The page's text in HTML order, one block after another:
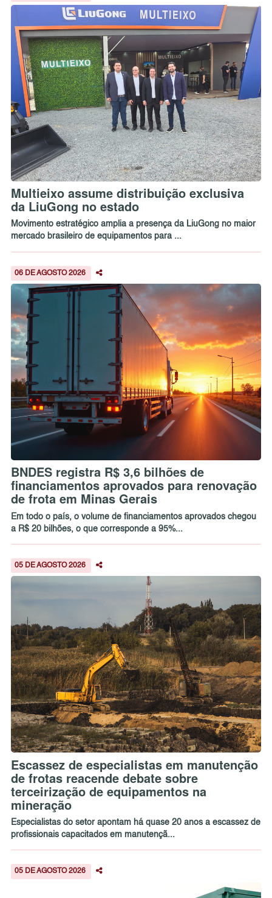
Multieixo assume distribuição exclusiva
da LiuGong no estado
Movimento estratégico amplia a presença da LiuGong no maior
mercado brasileiro de equipamentos para ...
06 DE AGOSTO 2026
BNDES registra R$ 3,6 bilhões de
financiamentos aprovados para renovação
de frota em Minas Gerais
Em todo o país, o volume de financiamentos aprovados chegou
a R$ 20 bilhões, o que corresponde a 95%...
05 DE AGOSTO 2026
Escassez de especialistas em manutenção
de frotas reacende debate sobre
terceirização de equipamentos na
mineração
Especialistas do setor apontam há quase 20 anos a escassez de
profissionais capacitados em manutençã...
05 DE AGOSTO 2026